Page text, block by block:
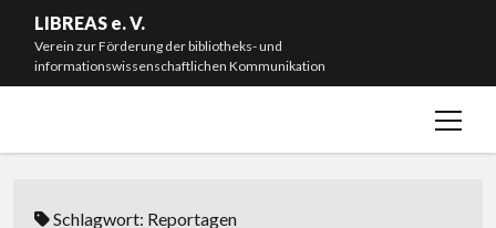
LIBREAS e. V.
Verein zur Förderung der bibliotheks- und
informationswissenschaftlichen Kommunikation
Menü
Schlagwort: Reportagen